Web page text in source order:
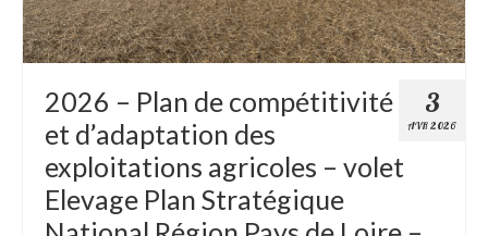
3
AVR 2026
2026 – Plan de compétitivité
et d’adaptation des
exploitations agricoles – volet
Elevage Plan Stratégique